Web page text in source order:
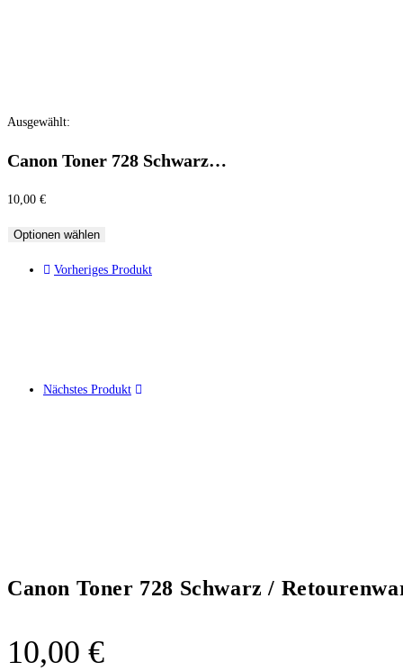
Ausgewählt:
Canon Toner 728 Schwarz…
10,00 €
Optionen wählen
Vorheriges Produkt
Nächstes Produkt
Canon Toner 728 Schwarz /
10,00 €